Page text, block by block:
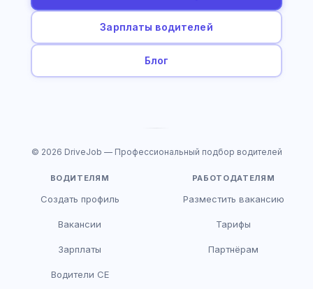
Зарплаты водителей
Блог
© 2026 DriveJob — Профессиональный подбор водителей
ВОДИТЕЛЯМ
Создать профиль
Вакансии
Зарплаты
Водители CE
РАБОТОДАТЕЛЯМ
Разместить вакансию
Тарифы
Партнёрам